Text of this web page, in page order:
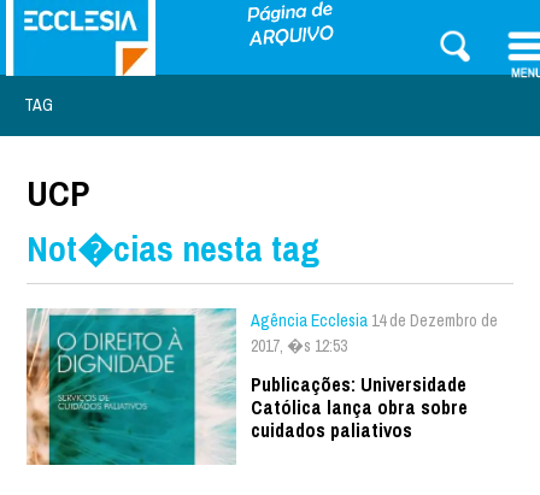
TAG
UCP
Not�cias nesta tag
Agência Ecclesia 14 de Dezembro de
2017, �s 12:53
Publicações: Universidade
Católica lança obra sobre
cuidados paliativos